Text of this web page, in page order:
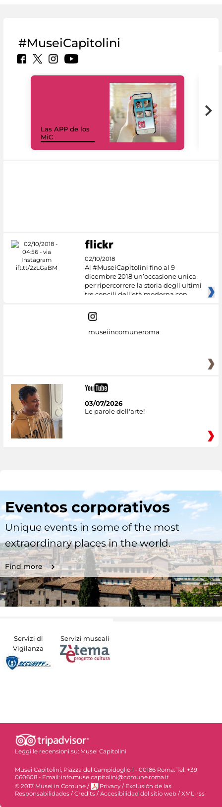
#MuseiCapitolini
Las APP de los
MiC
02/10/2018
Ai #MuseiCapitolini fino al 9
dicembre 2018 un’occasione unica
per ripercorrere la storia degli ultimi
tre concili dell’età moderna con
museiincomuneroma
03/07/2026
Le parole dell'arte!
Eventos corporativos
Unique events in some of the most
extraordinary places in the world.
Find more
Servizi di
Vigilanza
Servizi museali
Leggi le recensioni su: Musei Capitolini
Musei Capitolini, Piazza del Campidoglio 1 - 00186 Roma. Tel. +39
060608 - Email: info.museicapitolini@comune.roma.it
© 2017 Musei in Comune / Privacy / Exclusiòn de las
Responsabilidades / Credits / Accesibilidad del sitio web / XML-rss